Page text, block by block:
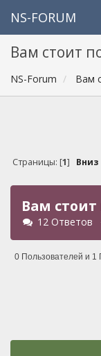
NS-FORUM
Вам стоит
NS-Forum Вам
Страницы: [1] Вниз
Вам
12 Ответов
0 Пользователей и 1